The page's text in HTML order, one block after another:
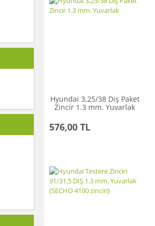
Hyundai 3,25/38 Diş Paket
Zincir 1.3 mm. Yuvarlak
576,00 TL